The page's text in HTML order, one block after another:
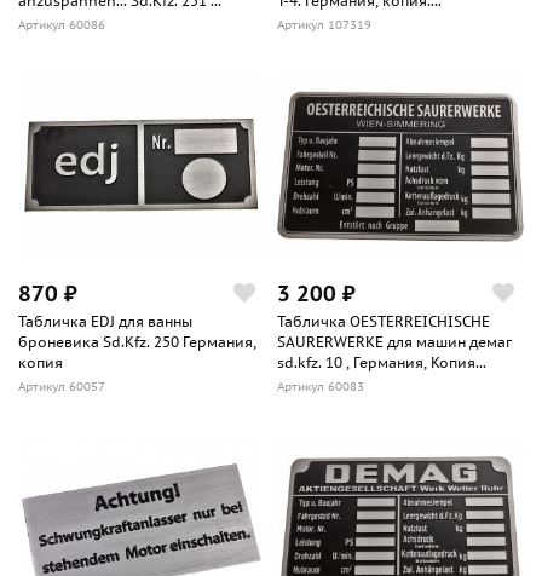
Артикул 60086 Артикул 107319
870 ₽
Табличка EDJ для ванны
броневика Sd.Kfz. 250 Германия,
копия
Артикул 60057
3 200 ₽
Табличка OESTERREICHISCHE
SAURERWERKE для машин демаг
sd.kfz. 10 , Германия, Копия...
Артикул 60083